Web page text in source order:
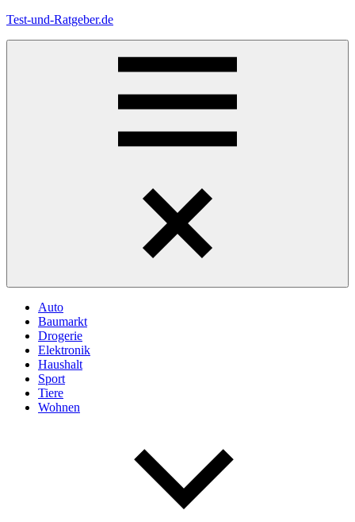
Zum
Test-und-Ratgeber.de
Auto
Baumarkt
Drogerie
Elektronik
Haushalt
Sport
Tiere
Wohnen